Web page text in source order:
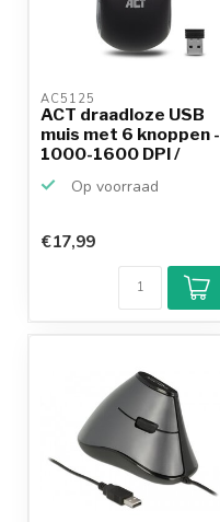
AC5125
ACT draadloze USB
muis met 6 knoppen -
1000-1600 DPI /
Op voorraad
€17,99